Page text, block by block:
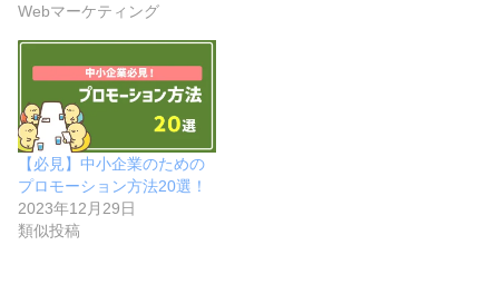
Webマーケティング
【必見】中小企業のための
プロモーション方法20選！
2023年12月29日
類似投稿